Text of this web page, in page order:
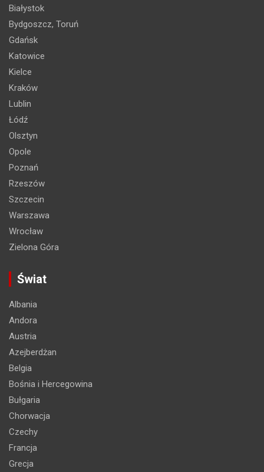
Białystok
Bydgoszcz, Toruń
Gdańsk
Katowice
Kielce
Kraków
Lublin
Łódź
Olsztyn
Opole
Poznań
Rzeszów
Szczecin
Warszawa
Wrocław
Zielona Góra
Świat
Albania
Andora
Austria
Azejberdżan
Belgia
Bośnia i Hercegowina
Bułgaria
Chorwacja
Czechy
Francja
Grecja